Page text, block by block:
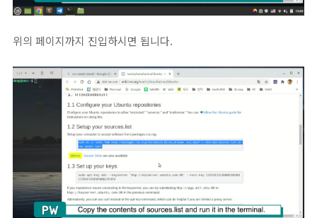
위의 페이지까지 진입하시면 됩니다.